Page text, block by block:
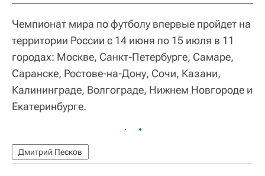
Чемпионат мира по футболу впервые пройдет на
территории России с 14 июня по 15 июля в 11
городах: Москве, Санкт-Петербурге, Самаре,
Саранске, Ростове-на-Дону, Сочи, Казани,
Калининграде, Волгограде, Нижнем Новгороде и
Екатеринбурге.
Дмитрий Песков